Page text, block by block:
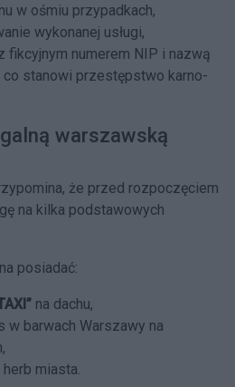
w ośmiu przypadkach,
wykonanej usługi,
fikcyjnym numerem NIP i nazwą
co stanowi przestępstwo karno-
warszawską
że przed rozpoczęciem
na kilka podstawowych
posiadać:
na dachu,
w barwach Warszawy na
miasta.